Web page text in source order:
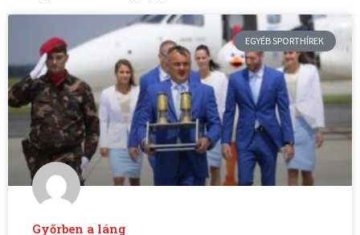
EGYÉB SPORTHÍREK
Győrben a láng